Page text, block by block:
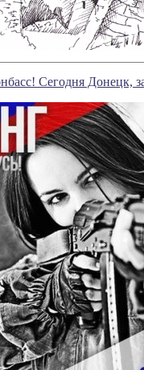
Сегодня Донецк,